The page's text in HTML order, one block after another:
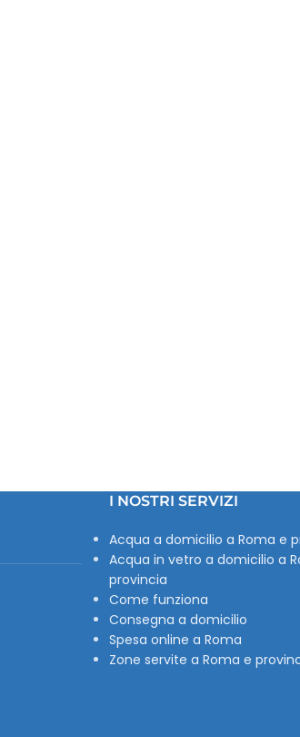
I NOSTRI SERVIZI
Acqua a domicilio a Roma e
Acqua in vetro a domicilio a
provincia
Come funziona
Consegna a domicilio
Spesa online a Roma
Zone servite a Roma e